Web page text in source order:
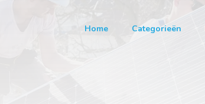
Home Categorieën